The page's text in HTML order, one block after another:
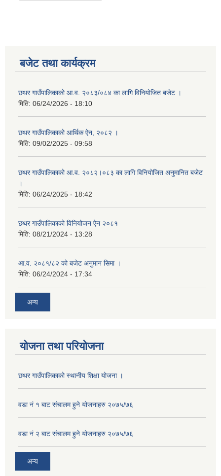
बजेट तथा कार्यक्रम
छथर गाउँपालिकाको आ.व. २०८३/०८४ का लागि विनियोजित बजेट ।
मिति: 06/24/2026 - 18:10
छथर गाउँपालिकाको आर्थिक ऐन, २०८२ ।
मिति: 09/02/2025 - 09:58
छथर गाउँपालिकाको आ.व. २०८२।०८३ का लागि विनियोजित अनुमानित बजेट
।
मिति: 06/24/2025 - 18:42
छथर गाउँपालिकाको विनियोजन ऐन २०८१
मिति: 08/21/2024 - 13:28
आ.व. २०८१/८२ को बजेट अनुमान सिमा ।
मिति: 06/24/2024 - 17:34
अन्य
योजना तथा परियोजना
छथर गाउँपालिकाको स्थानीय शिक्षा योजना ।
वडा नं १ बाट संचालम हुने योजनाहरु २०७५/७६
वडा नं २ बाट संचालम हुने योजनाहरु २०७५/७६
अन्य